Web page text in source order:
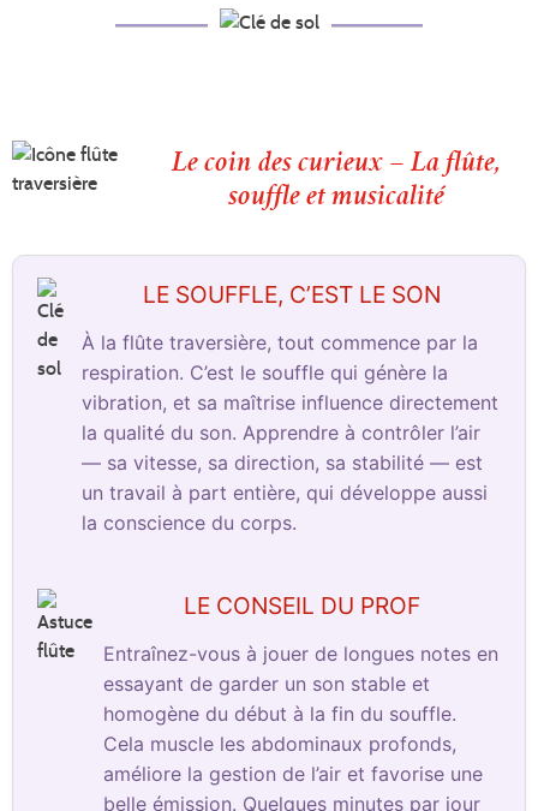
Le coin des curieux – La flûte,
souffle et musicalité
LE SOUFFLE, C’EST LE SON
À la flûte traversière, tout commence par la
respiration. C’est le souffle qui génère la
vibration, et sa maîtrise influence directement
la qualité du son. Apprendre à contrôler l’air
— sa vitesse, sa direction, sa stabilité — est
un travail à part entière, qui développe aussi
la conscience du corps.
LE CONSEIL DU PROF
Entraînez-vous à jouer de longues notes en
essayant de garder un son stable et
homogène du début à la fin du souffle.
Cela muscle les abdominaux profonds,
améliore la gestion de l’air et favorise une
belle émission. Quelques minutes par jour